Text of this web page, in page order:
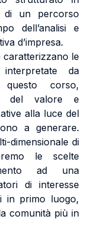
di un percorso
dell’analisi e
d’impresa.
caratterizzano le
da
corso,
del valore e
alla luce del
a generare.
dimensionale di
le scelte
ad una
di interesse
in primo luogo,
comunità più in